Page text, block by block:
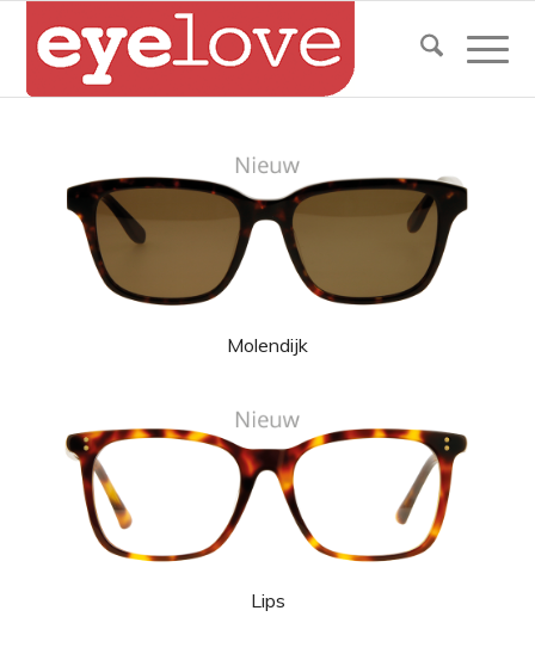
Molendijk
Lips